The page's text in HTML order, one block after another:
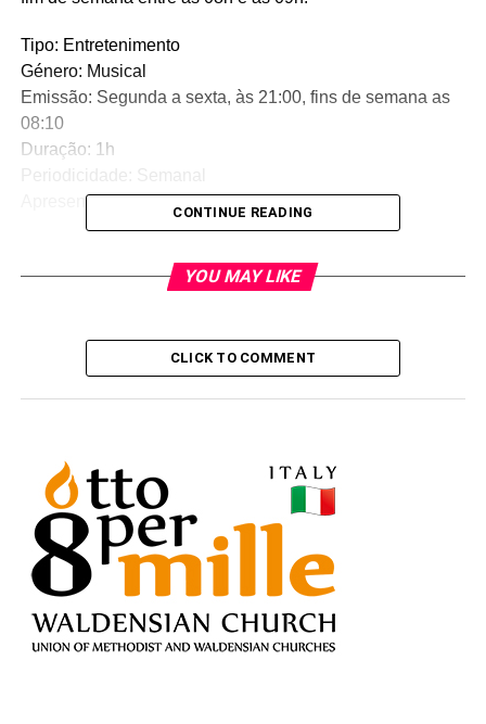
Tipo: Entretenimento
Género: Musical
Emissão: Segunda a sexta, às 21:00, fins de semana as
08:10
Duração: 1h
Apresentador: Dj João Pessoa
Expresso da Noite
CONTINUE READING
YOU MAY LIKE
CLICK TO COMMENT